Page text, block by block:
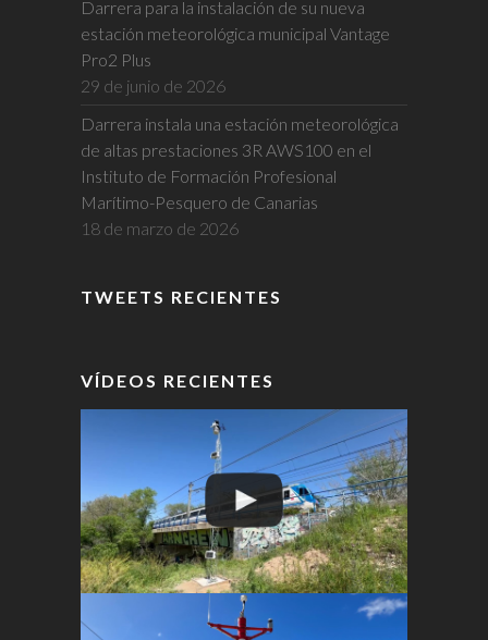
Darrera para la instalación de su nueva
estación meteorológica municipal Vantage
Pro2 Plus
29 de junio de 2026
Darrera instala una estación meteorológica
de altas prestaciones 3R AWS100 en el
Instituto de Formación Profesional
Marítimo-Pesquero de Canarias
18 de marzo de 2026
TWEETS RECIENTES
VÍDEOS RECIENTES